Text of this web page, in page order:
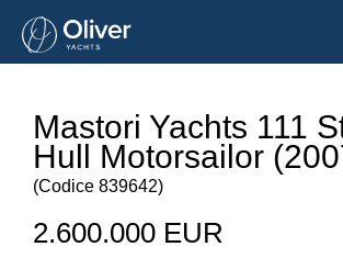
Mastori Yachts 111
Hull Motorsailor
(Codice 839642)
2.600.000 EUR